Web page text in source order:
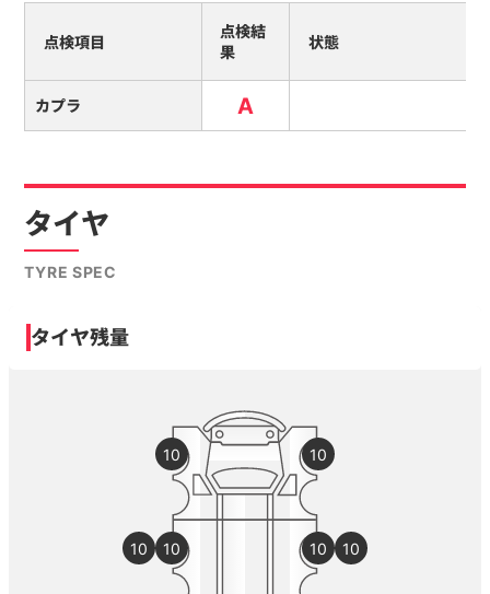
点検項目
点検結
果
状態
カプラ A
タイヤ
TYRE SPEC
タイヤ残量
10 10
10
10 10 10